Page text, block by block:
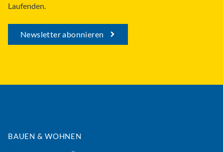
Laufenden.
Newsletter abonnieren
BAUEN & WOHNEN